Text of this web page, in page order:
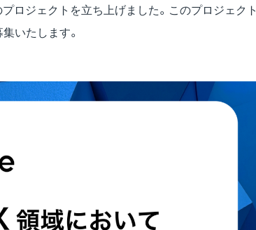
ロジェクトを立ち上げました。このプロジェクト
いたします。